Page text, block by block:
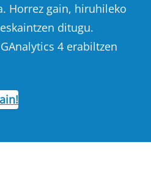
Horrez gain, hiruhileko
ditugu.
4 erabiltzen